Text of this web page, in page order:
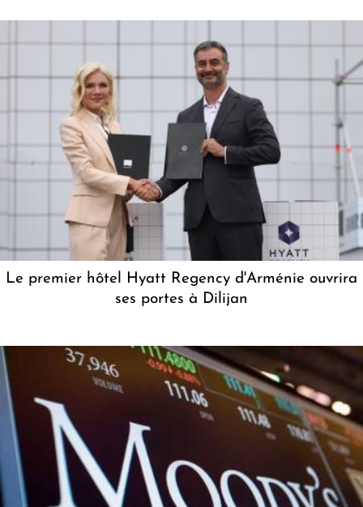
Le premier hôtel Hyatt Regency d'Arménie ouvrira
ses portes à Dilijan